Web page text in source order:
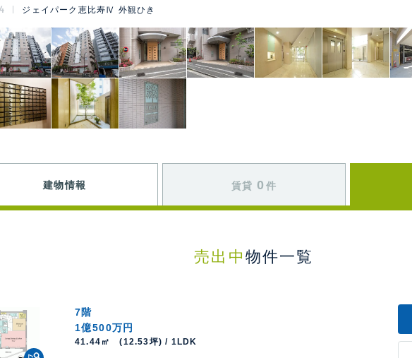
ジェイパーク恵比寿Ⅳ 外観ひき
建物情報 賃貸 0 件
売出中 物件一覧
7階
1億500万円
41.44㎡ (12.53坪) / 1LDK